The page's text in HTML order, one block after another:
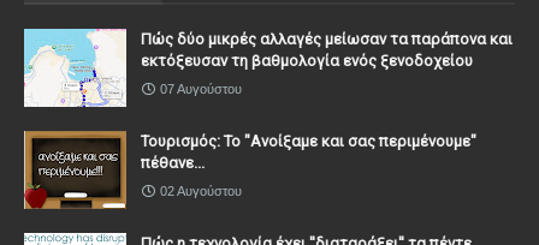
Πώς δύο μικρές αλλαγές μείωσαν τα παράπονα και
εκτόξευσαν τη βαθμολογία ενός ξενοδοχείου
07 Αυγούστου
Τουρισμός: Το "Ανοίξαμε και σας περιμένουμε"
πέθανε...
02 Αυγούστου